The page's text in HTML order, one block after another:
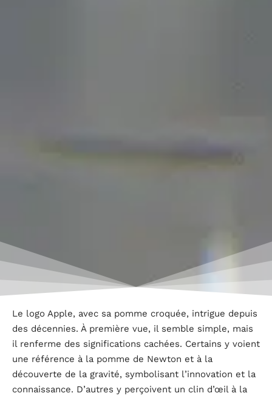
Le logo Apple, avec sa pomme croquée, intrigue depuis
des décennies. À première vue, il semble simple, mais
il renferme des significations cachées. Certains y voient
une référence à la pomme de Newton et à la
découverte de la gravité, symbolisant l’innovation et la
connaissance. D’autres y perçoivent un clin d’œil à la